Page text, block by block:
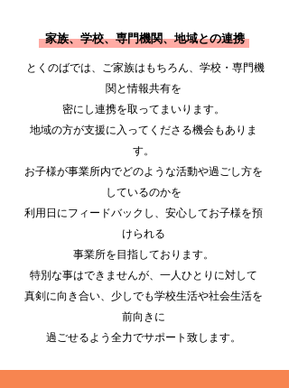
​家族、学校、専門機関、地域との連携
とくのばでは、ご家族はもちろん、 学校・専門機
関と情報共有を
密にし連携を取ってまいります。
地域の方が支援に入ってくださる機会もありま
す。
お子様が事業所内でどのような活動や過ごし方を
しているのかを
利用日にフィードバックし、 安心してお子様を預
けられる
事業所を目指しております。
特別な事はできませんが、一人ひとりに対して
真剣に向き合い、少しでも学校生活や社会生活を
前向きに
過ごせるよう全力でサポート致します。